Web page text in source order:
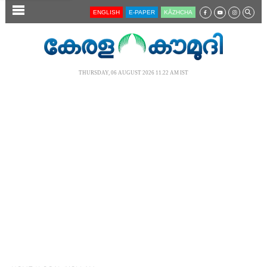
SECTIONS ENGLISH E-PAPER KĀZHCHA
THURSDAY, 06 AUGUST 2026 11.22 AM IST